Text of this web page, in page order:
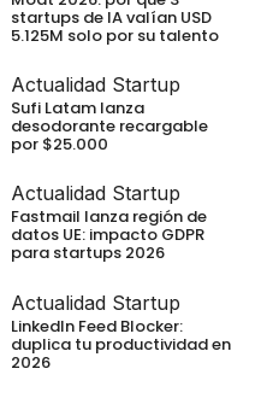
startups de IA valían USD
5.125M solo por su talento
Actualidad Startup
Sufi Latam lanza
desodorante recargable
por $25.000
Actualidad Startup
Fastmail lanza región de
datos UE: impacto GDPR
para startups 2026
Actualidad Startup
LinkedIn Feed Blocker:
duplica tu productividad en
2026